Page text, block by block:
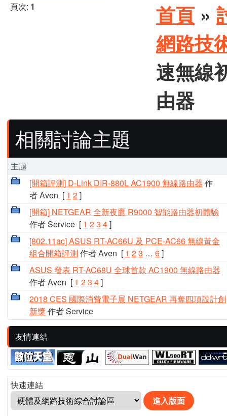
頁次: 1 首頁 »
網路技
速無線
由器
相關討論主題
主題
[開箱評測] D-Link DIR-880L AC1900 無線路由器 作
者 Aven [ 1 2]
[開箱] NETGEAR 全新夜鷹 R9000 智能路由器初體驗
作者 Service[ 1 23 4]
[802.11ac] ASUS RT-AC66U 及 PCE-AC66 無線黃金
組合開箱評測 作者 Aven [ 1 23 … 6]
ASUS 發表 RT-AC68U 全球首款 AC1900 無線路由器
作者 Aven [ 1 23 4]
2018 CES 國際消費電子展 NETGEAR 再奪四項設計創
新獎作者 Service
友情連結
快速連結